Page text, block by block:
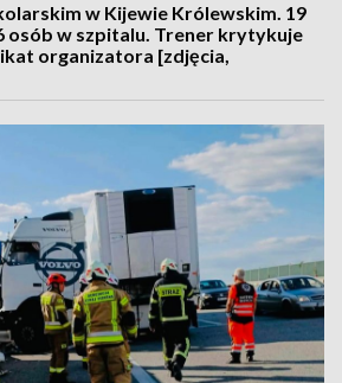
w Kijewie Królewskim. 19
osób w szpitalu. Trener krytykuje
organizatora [zdjęcia,